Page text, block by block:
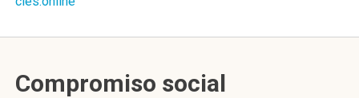
Compromiso social